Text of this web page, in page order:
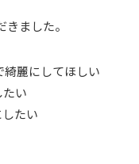
ました。
綺麗にしてほしい
たい
たい